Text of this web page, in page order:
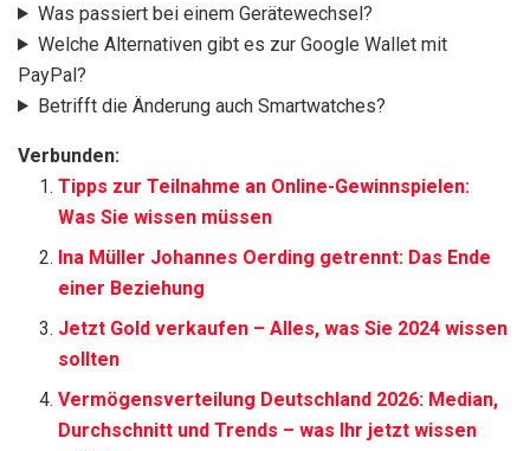
Was passiert bei einem Gerätewechsel?
Welche Alternativen gibt es zur Google Wallet mit
PayPal?
Betrifft die Änderung auch Smartwatches?
Verbunden:
Tipps zur Teilnahme an Online-Gewinnspielen:
Was Sie wissen müssen
Ina Müller Johannes Oerding getrennt: Das Ende
einer Beziehung
Jetzt Gold verkaufen – Alles, was Sie 2024 wissen
sollten
Vermögensverteilung Deutschland 2026: Median,
Durchschnitt und Trends – was Ihr jetzt wissen